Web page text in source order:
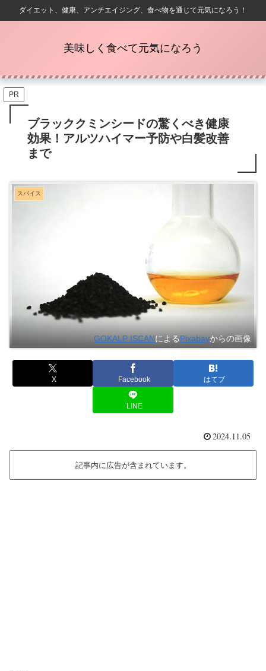
ダイエット、健康、アンチエイジング、食べ物を通じて元気になろう！
美味しく食べて元気になろう
PR
ブラッククミンシードの驚くべき健康
効果！アルツハイマー予防や白髪改善
まで
スパイス
GOKALP ISCANによるPixabayからの画像
X Facebook はてブ
LINE
2024.11.05
記事内に広告が含まれています。